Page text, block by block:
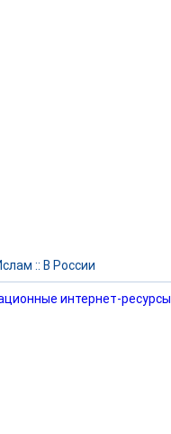
:: В России
интернет-ресурсы